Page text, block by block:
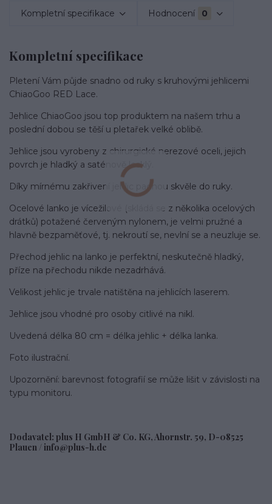
Kompletní specifikace Hodnocení 0
Kompletní specifikace
Pletení Vám půjde snadno od ruky s kruhovými jehlicemi
ChiaoGoo RED Lace.
Jehlice ChiaoGoo jsou top produktem na našem trhu a
poslední dobou se těší u pletařek velké oblibě.
Jehlice jsou vyrobeny z chirurgické nerezové oceli, jejich
povrch je hladký a saténově lesklý.
Díky mírnému zakřivení jehlic padnou skvěle do ruky.
Ocelové lanko je vícežilové (skládá se z několika ocelových
drátků) potažené červeným nylonem, je velmi pružné a
hlavně bezpaměťové, tj. nekroutí se, nevlní se a neuzluje se.
Přechod jehlic na lanko je perfektní, neskutečně hladký,
příze na přechodu nikde nezadrhává.
Velikost jehlic je trvale natištěna na jehlicích laserem.
Jehlice jsou vhodné pro osoby citlivé na nikl.
Uvedená délka 80 cm = délka jehlic + délka lanka.
Foto ilustrační.
Upozornění: barevnost fotografií se může lišit v závislosti na
typu monitoru.
Dodavatel: plus H GmbH & Co. KG, Ahornstr. 59, D-08525
Plauen / info@plus-h.de